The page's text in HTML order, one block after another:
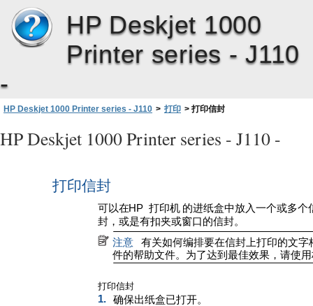
HP Deskjet 1000
Printer series - J110
-
HP Deskjet 1000 Printer series - J110 > 打印 > 打印信封
HP Deskjet 1000 Printer series - J110 -
打印信封
可以在HP 打印机 的进纸盒中放入一个或多
封，或是有扣夹或窗口的信封。
注意
有关如何编排要在信封上打印的文
件的帮助文件。为了达到最佳效果，请使
打印信封
1. 确保出纸盒已打开。